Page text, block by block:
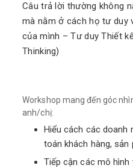
Câu trả lời thường không
mà nằm ở cách họ tư duy
của mình –Tư duy Thiết
Thinking)
Workshop mang đến góc
anh/chị:
Hiểu cách các doanh
toán khách hàng, sản
Tiếp cận các mô